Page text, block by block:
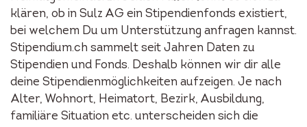
klären, ob in Sulz AG ein Stipendienfonds existiert,
bei welchem Du um Unterstützung anfragen kannst.
Stipendium.ch sammelt seit Jahren Daten zu
Stipendien und Fonds. Deshalb können wir dir alle
deine Stipendienmöglichkeiten aufzeigen. Je nach
Alter, Wohnort, Heimatort, Bezirk, Ausbildung,
familiäre Situation etc. unterscheiden sich die